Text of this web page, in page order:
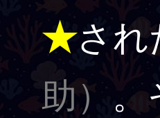
★され
助） 。